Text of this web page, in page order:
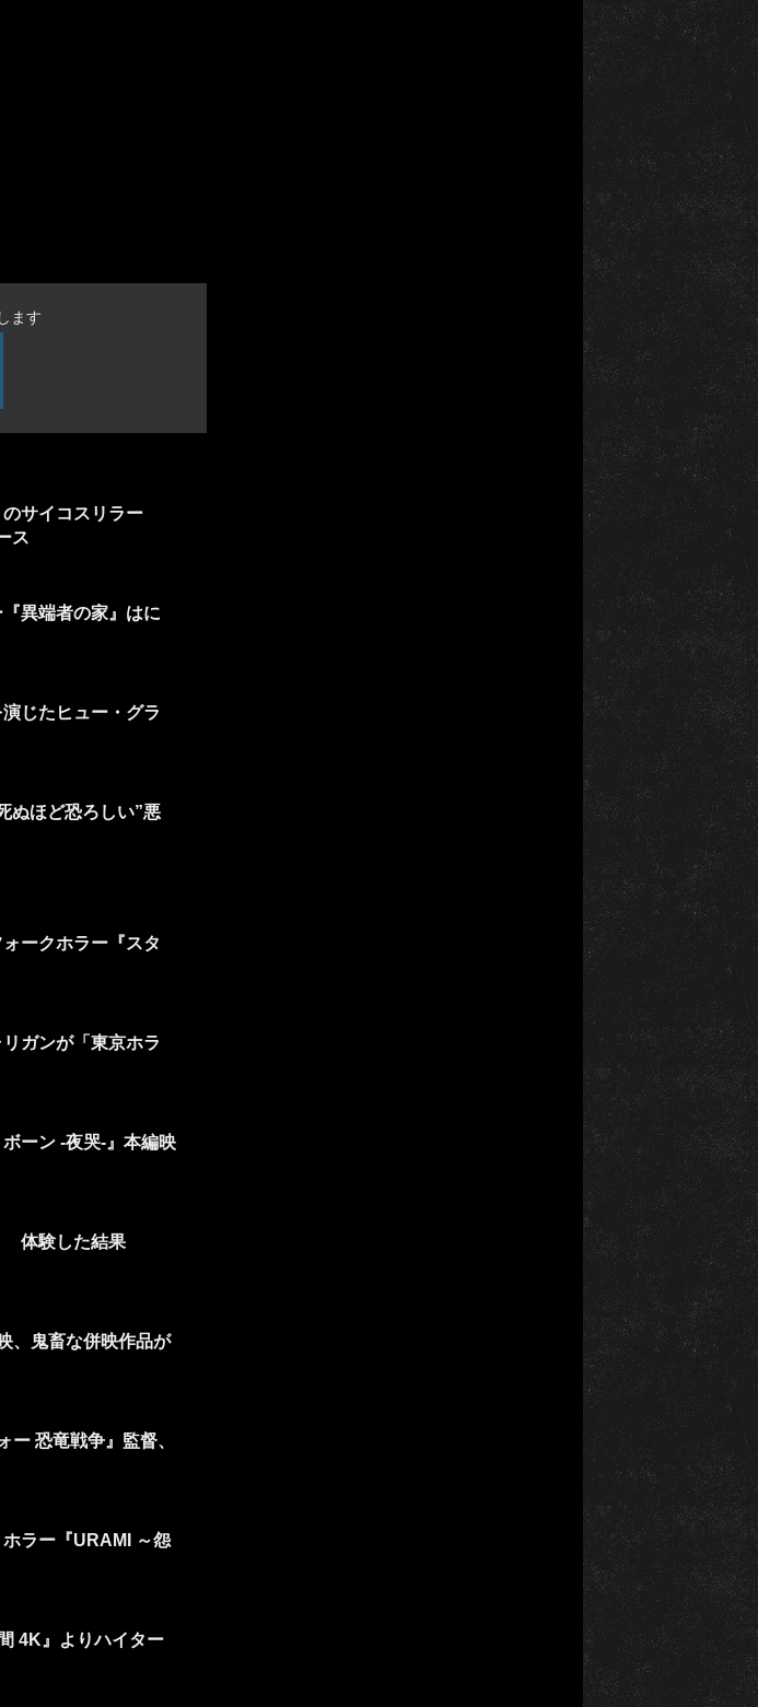
ます
サイコスリラー
ス
異端者の家』はに
じたヒュー・グラ
ぬほど恐ろしい”悪
ークホラー『スタ
ガンが「東京ホラ
ーン -夜哭-』本編映
体験した結果
、鬼畜な併映作品が
ー 恐竜戦争』監督、
ラー『URAMI ～怨
4K』よりハイター